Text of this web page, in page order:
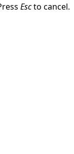
Escto cancel.